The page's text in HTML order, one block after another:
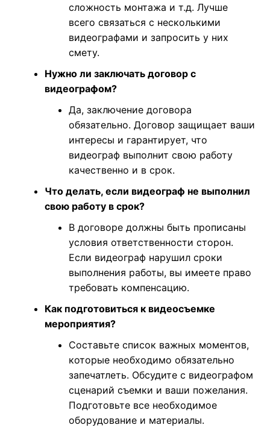
сложность монтажа и т.д. Лучше
всего связаться с несколькими
видеографами и запросить у них
смету.
Нужно ли заключать договор с
видеографом?
Да, заключение договора
обязательно. Договор защищает ваши
интересы и гарантирует, что
видеограф выполнит свою работу
качественно и в срок.
Что делать, если видеограф не выполнил
свою работу в срок?
В договоре должны быть прописаны
условия ответственности сторон.
Если видеограф нарушил сроки
выполнения работы, вы имеете право
требовать компенсацию.
Как подготовиться к видеосъемке
мероприятия?
Составьте список важных моментов,
которые необходимо обязательно
запечатлеть. Обсудите с видеографом
сценарий съемки и ваши пожелания.
Подготовьте все необходимое
оборудование и материалы.